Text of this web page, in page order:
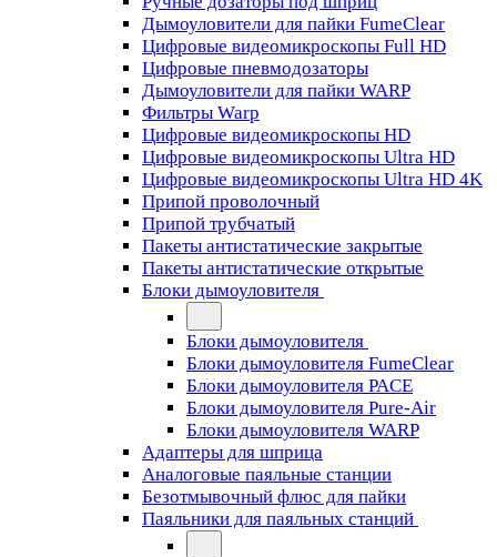
Дымоуловители для пайки FumeClear
Цифровые видеомикроскопы Full HD
Цифровые пневмодозаторы
Дымоуловители для пайки WARP
Фильтры Warp
Цифровые видеомикроскопы HD
Цифровые видеомикроскопы Ultra HD
Цифровые видеомикроскопы Ultra HD 4K
Припой проволочный
Припой трубчатый
Пакеты антистатические закрытые
Пакеты антистатические открытые
Блоки дымоуловителя
Блоки дымоуловителя
Блоки дымоуловителя FumeClear
Блоки дымоуловителя PACE
Блоки дымоуловителя Pure-Air
Блоки дымоуловителя WARP
Адаптеры для шприца
Аналоговые паяльные станции
Безотмывочный флюс для пайки
Паяльники для паяльных станций